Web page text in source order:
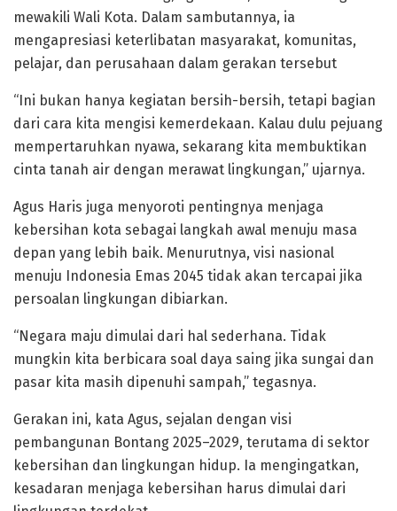
mewakili Wali Kota. Dalam sambutannya, ia
mengapresiasi keterlibatan masyarakat, komunitas,
pelajar, dan perusahaan dalam gerakan tersebut
“Ini bukan hanya kegiatan bersih-bersih, tetapi bagian
dari cara kita mengisi kemerdekaan. Kalau dulu pejuang
mempertaruhkan nyawa, sekarang kita membuktikan
cinta tanah air dengan merawat lingkungan,” ujarnya.
Agus Haris juga menyoroti pentingnya menjaga
kebersihan kota sebagai langkah awal menuju masa
depan yang lebih baik. Menurutnya, visi nasional
menuju Indonesia Emas 2045 tidak akan tercapai jika
persoalan lingkungan dibiarkan.
“Negara maju dimulai dari hal sederhana. Tidak
mungkin kita berbicara soal daya saing jika sungai dan
pasar kita masih dipenuhi sampah,” tegasnya.
Gerakan ini, kata Agus, sejalan dengan visi
pembangunan Bontang 2025–2029, terutama di sektor
kebersihan dan lingkungan hidup. Ia mengingatkan,
kesadaran menjaga kebersihan harus dimulai dari